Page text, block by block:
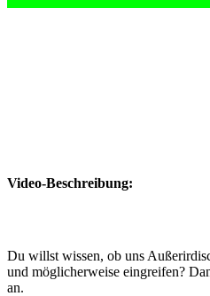
Video-Beschreibung:
Du willst wissen, ob uns
und möglicherweise eingreifen?
an.